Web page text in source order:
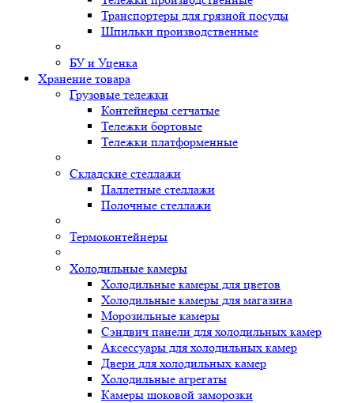
Транспортеры для грязной посуды
Шпильки производственные
БУ и Уценка
Хранение товара
Грузовые тележки
Контейнеры сетчатые
Тележки бортовые
Тележки платформенные
Складские стеллажи
Паллетные стеллажи
Полочные стеллажи
Термоконтейнеры
Холодильные камеры
Холодильные камеры для цветов
Холодильные камеры для магазина
Морозильные камеры
Сэндвич панели для холодильных камер
Аксессуары для холодильных камер
Двери для холодильных камер
Холодильные агрегаты
Камеры шоковой заморозки